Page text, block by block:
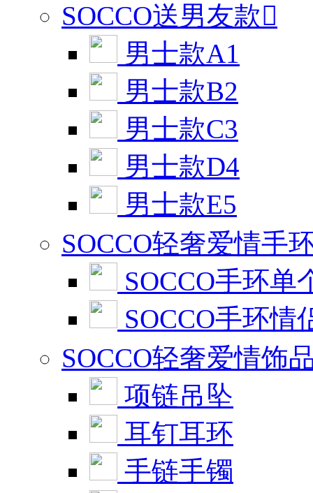
SOCCO送男友款
男士款A1
男士款B2
男士款C3
男士款D4
男士款E5
SOCCO轻奢爱情手
SOCCO手环单
SOCCO手环情
SOCCO轻奢爱情饰
项链吊坠
耳钉耳环
手链手镯